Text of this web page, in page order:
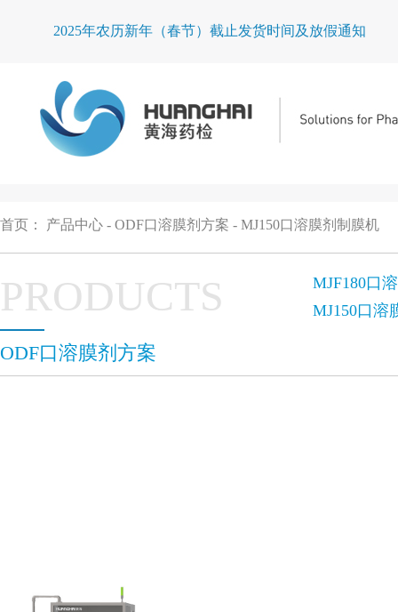
黄_
首页 ： 产品中心 - ODF口溶膜剂方案 - MJ150口溶膜剂制膜机
PRODUCTS
ODF口溶膜剂方案
MJF180口
MJ150口溶